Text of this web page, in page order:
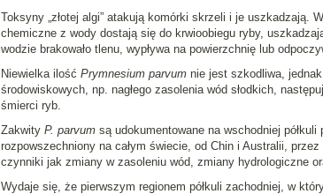
Toksyny „złotej algi” atakują komórki skrzeli i je
chemiczne z wody dostają się do krwioobiegu ryby,
wodzie brakowało tlenu, wypływa na powierzchnię lub
Niewielka ilość Prymnesium parvumnie jest szkodliwa, jednak
środowiskowych, np. nagłego zasolenia wód słodkich,
śmierci ryb.
Zakwity P. parvumsą udokumentowane na wschodniej
rozpowszechniony na całym świecie, od Chin i Australii,
czynniki jak zmiany w zasoleniu wód, zmiany hydrologiczne
Wydaje się, że pierwszym regionem półkuli zachodniej, w